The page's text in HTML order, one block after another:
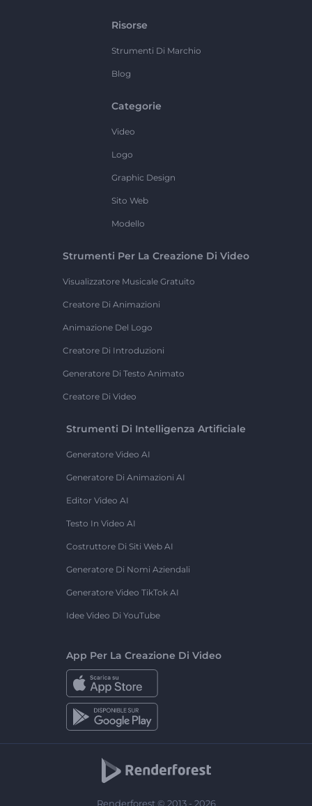
Risorse
Strumenti Di Marchio
Blog
Categorie
Video
Logo
Graphic Design
Sito Web
Modello
Strumenti Per La Creazione Di Video
Visualizzatore Musicale Gratuito
Creatore Di Animazioni
Animazione Del Logo
Creatore Di Introduzioni
Generatore Di Testo Animato
Creatore Di Video
Strumenti Di Intelligenza Artificiale
Generatore Video AI
Generatore Di Animazioni AI
Editor Video AI
Testo In Video AI
Costruttore Di Siti Web AI
Generatore Di Nomi Aziendali
Generatore Video TikTok AI
Idee Video Di YouTube
App Per La Creazione Di Video
Renderforest © 2013 - 2026